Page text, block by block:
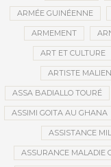
ARMÉE GUINÉENNE
ARMEMENT
ART ET CULTURE
ARTISTE MALIEN
ASSA BADIALLO TOURÉ
ASSIMI GOITA AU GHANA
ASSISTANCE
ASSURANCE MALADIE